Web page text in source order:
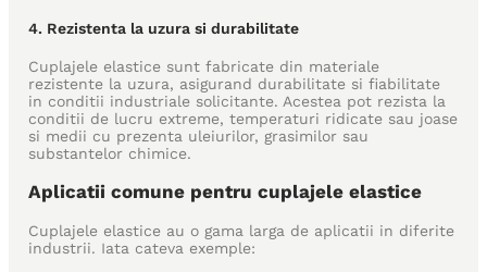
4. Rezistenta la uzura si durabilitate
Cuplajele elastice sunt fabricate din materiale
rezistente la uzura, asigurand durabilitate si fiabilitate
in conditii industriale solicitante. Acestea pot rezista la
conditii de lucru extreme, temperaturi ridicate sau joase
si medii cu prezenta uleiurilor, grasimilor sau
substantelor chimice.
Aplicatii comune pentru cuplajele elastice
Cuplajele elastice au o gama larga de aplicatii in diferite
industrii. Iata cateva exemple: